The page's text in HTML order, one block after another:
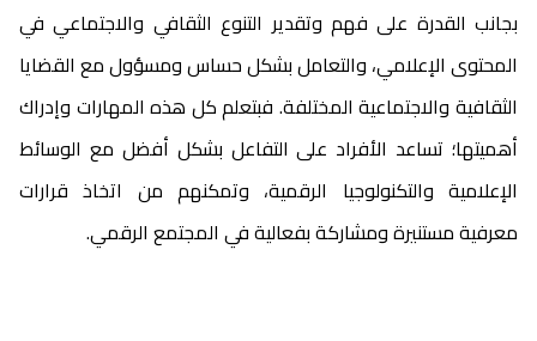
بجانب القدرة على فهم وتقدير التنوع الثقافي والاجتماعي في
المحتوى الإعلامي، والتعامل بشكل حساس ومسؤول مع القضايا
الثقافية والاجتماعية المختلفة. فبتعلم كل هذه المهارات وإدراك
أهميتها؛ تساعد الأفراد على التفاعل بشكل أفضل مع الوسائط
الإعلامية والتكنولوجيا الرقمية، وتمكنهم من اتخاذ قرارات
معرفية مستنيرة ومشاركة بفعالية في المجتمع الرقمي.